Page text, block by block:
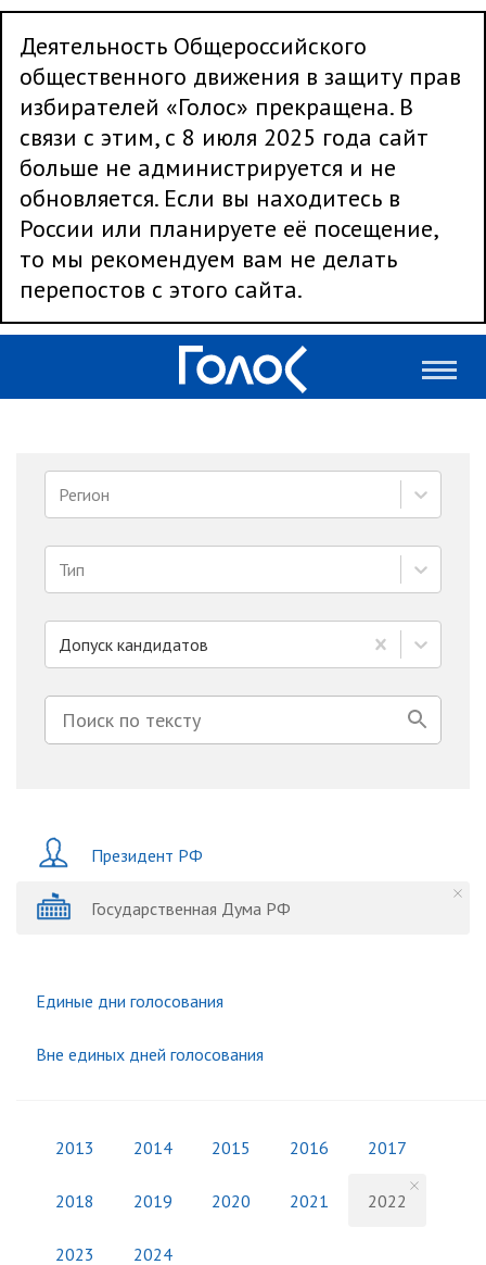
Деятельность Общероссийского
общественного движения в защиту прав
избирателей «Голос» прекращена. В
связи с этим, с 8 июля 2025 года сайт
больше не администрируется и не
обновляется. Если вы находитесь в
России или планируете её посещение,
то мы рекомендуем вам не делать
перепостов с этого сайта.
Регион
Тип
Допуск кандидатов
Президент РФ
Государственная Дума РФ
Единые дни голосования
Вне единых дней голосования
2013 2014 2015 2016 2017
2018 2019 2020 2021 2022
2023 2024